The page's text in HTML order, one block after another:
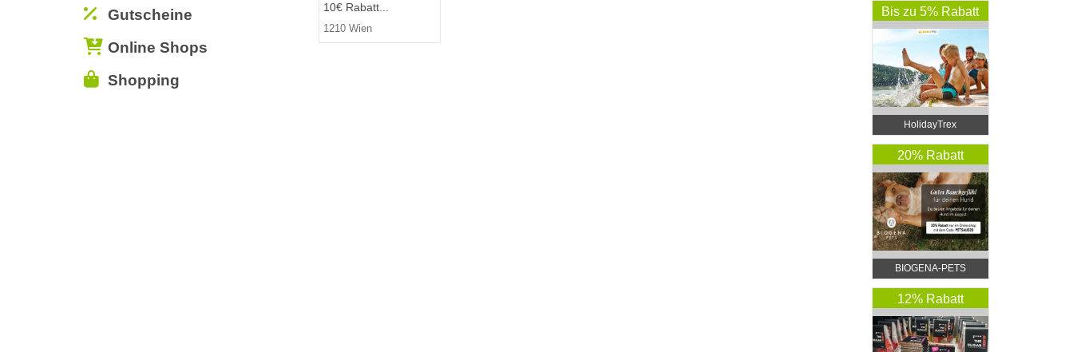
Gutscheine
Online Shops
Shopping
10€ Rabatt...
1210 Wien
Bis zu 5% Rabatt
HolidayTrex
20% Rabatt
BIOGENA-PETS
12% Rabatt